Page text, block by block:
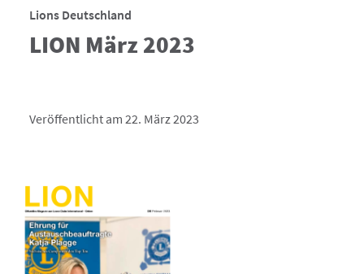
Lions Deutschland
LION März 2023
Veröffentlicht am 22. März 2023